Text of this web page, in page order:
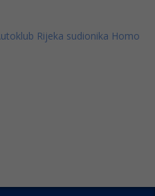
Rijeka sudionika Homo